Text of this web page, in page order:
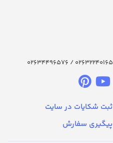
ثبت شکایات در سایت
پیگیری سفارش